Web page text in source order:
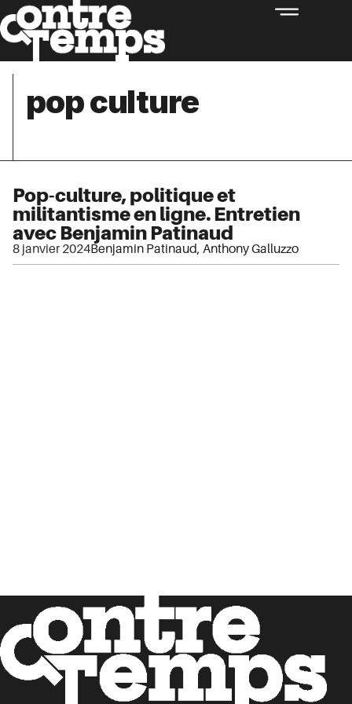
pop culture
Pop-culture, politique et
militantisme en ligne. Entretien
avec Benjamin Patinaud
8 janvier 2024Benjamin Patinaud, Anthony Galluzzo